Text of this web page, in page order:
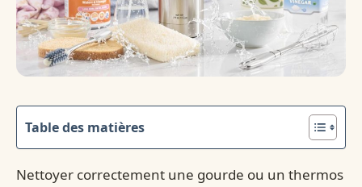
Table des matières
Nettoyer correctement une gourde ou un thermos